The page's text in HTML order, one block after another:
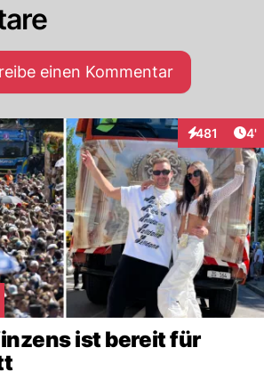
einen Kommentar
481
Interaktionen
4'
ist bereit für